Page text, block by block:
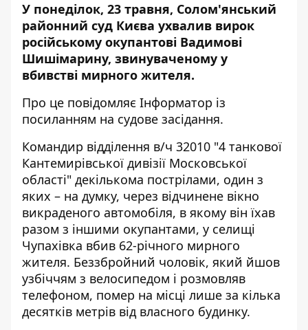
У понеділок, 23 травня, Солом'янський
районний суд Києва ухвалив вирок
російському окупантові Вадимові
Шишімарину, звинуваченому у
вбивстві мирного жителя.
Про це повідомляє Інформатор із
посиланням на судове засідання.
Командир відділення в/ч 32010 "4 танкової
Кантемирівської дивізії Московської
області" декількома пострілами, один з
яких – на думку, через відчинене вікно
викраденого автомобіля, в якому він їхав
разом з іншими окупантами, у селищі
Чупахівка вбив 62-річного мирного
жителя. Беззбройний чоловік, який йшов
узбіччям з велосипедом і розмовляв
телефоном, помер на місці лише за кілька
десятків метрів від власного будинку.